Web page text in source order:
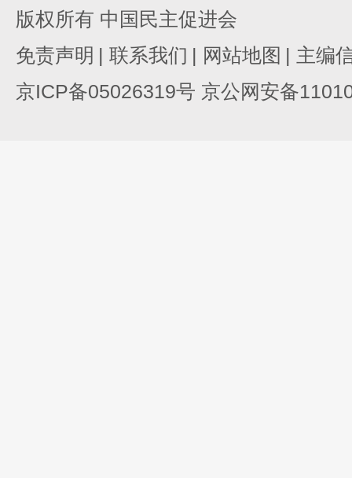
版权所有 中国民主促进会
免责声明 | 联系我们 | 网站地图 | 主编
京ICP备05026319号 京公网安备